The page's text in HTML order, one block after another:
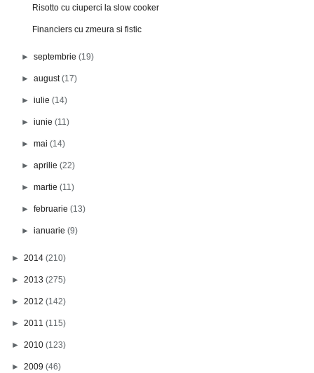
Risotto cu ciuperci la slow cooker
Financiers cu zmeura si fistic
►septembrie(19)
►august(17)
►iulie(14)
►iunie(11)
►mai(14)
►aprilie(22)
►martie(11)
►februarie(13)
►ianuarie(9)
► 2014 (210)
► 2013 (275)
► 2012 (142)
► 2011 (115)
► 2010 (123)
► 2009 (46)